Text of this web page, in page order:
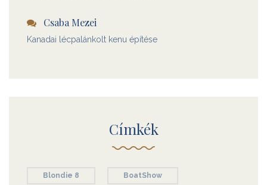
Csaba Mezei
Kanadai lécpalánkolt kenu építése
Címkék
Blondie 8 BoatShow